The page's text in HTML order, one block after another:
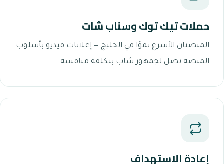
حملات تيك توك وسناب شات
المنصتان الأسرع نموًا في الخليج — إعلانات فيديو بأسلوب
المنصة تصل لجمهور شاب بتكلفة منافسة.
إعادة الاستهداف